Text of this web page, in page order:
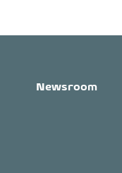
Newsroom